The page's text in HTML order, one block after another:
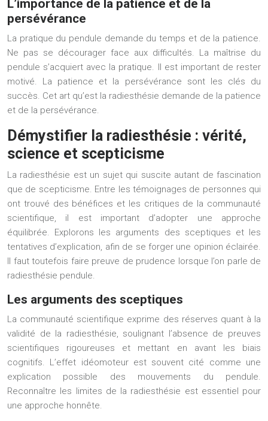
L’importance de la patience et de la
persévérance
La pratique du pendule demande du temps et de la patience.
Ne pas se décourager face aux difficultés. La maîtrise du
pendule s’acquiert avec la pratique. Il est important de rester
motivé. La patience et la persévérance sont les clés du
succès. Cet art qu’est la radiesthésie demande de la patience
et de la persévérance.
Démystifier la radiesthésie : vérité,
science et scepticisme
La radiesthésie est un sujet qui suscite autant de fascination
que de scepticisme. Entre les témoignages de personnes qui
ont trouvé des bénéfices et les critiques de la communauté
scientifique, il est important d’adopter une approche
équilibrée. Explorons les arguments des sceptiques et les
tentatives d’explication, afin de se forger une opinion éclairée.
Il faut toutefois faire preuve de prudence lorsque l’on parle de
radiesthésie pendule.
Les arguments des sceptiques
La communauté scientifique exprime des réserves quant à la
validité de la radiesthésie, soulignant l’absence de preuves
scientifiques rigoureuses et mettant en avant les biais
cognitifs. L’effet idéomoteur est souvent cité comme une
explication possible des mouvements du pendule.
Reconnaître les limites de la radiesthésie est essentiel pour
une approche honnête.